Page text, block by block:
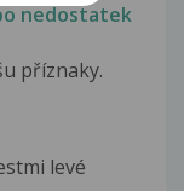
nedostatek
příznaky.
levé